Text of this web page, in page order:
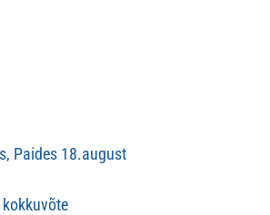
Paides 18.august